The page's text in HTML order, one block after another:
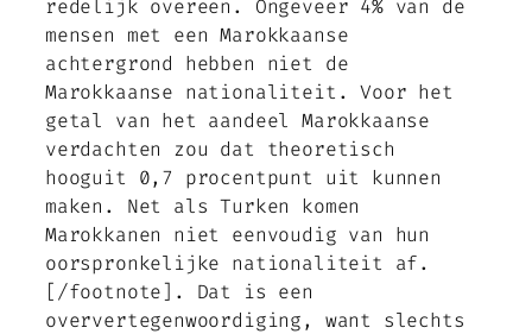
redelijk overeen. Ongeveer 4% van de
mensen met een Marokkaanse
achtergrond hebben niet de
Marokkaanse nationaliteit. Voor het
getal van het aandeel Marokkaanse
verdachten zou dat theoretisch
hooguit 0,7 procentpunt uit kunnen
maken. Net als Turken komen
Marokkanen niet eenvoudig van hun
oorspronkelijke nationaliteit af.
[/footnote]. Dat is een
oververtegenwoordiging, want slechts